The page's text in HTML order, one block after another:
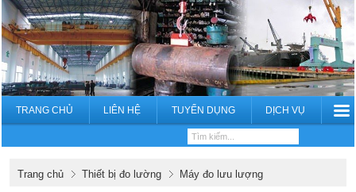
TRANG CHỦ LIÊN HỆ TUYỂN DỤNG DỊCH VỤ
Trang chủ Thiết bị đo lường Máy đo lưu lượng